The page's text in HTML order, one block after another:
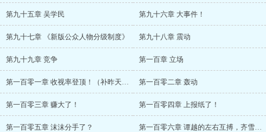
第九十五章 吴学民 第九十六章 大事件！
第九十七章 《新版公众人物分级制度》 第九十八章 震动
第九十九章 竞争 第一百章 立场
第一百零一章 收视率登顶！（补昨天的一更 第一百零二章 轰动
第一百零三章 赚大了！ 第一百零四章 上报纸了！
第一百零五章 沫沫分手了？ 第一百零六章 谭越的左右互搏，齐雪的演而